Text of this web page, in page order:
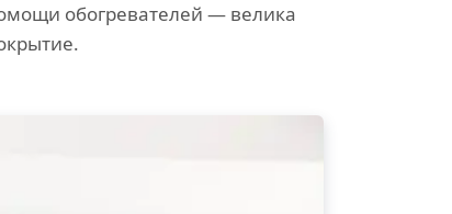
обогревателей — велика